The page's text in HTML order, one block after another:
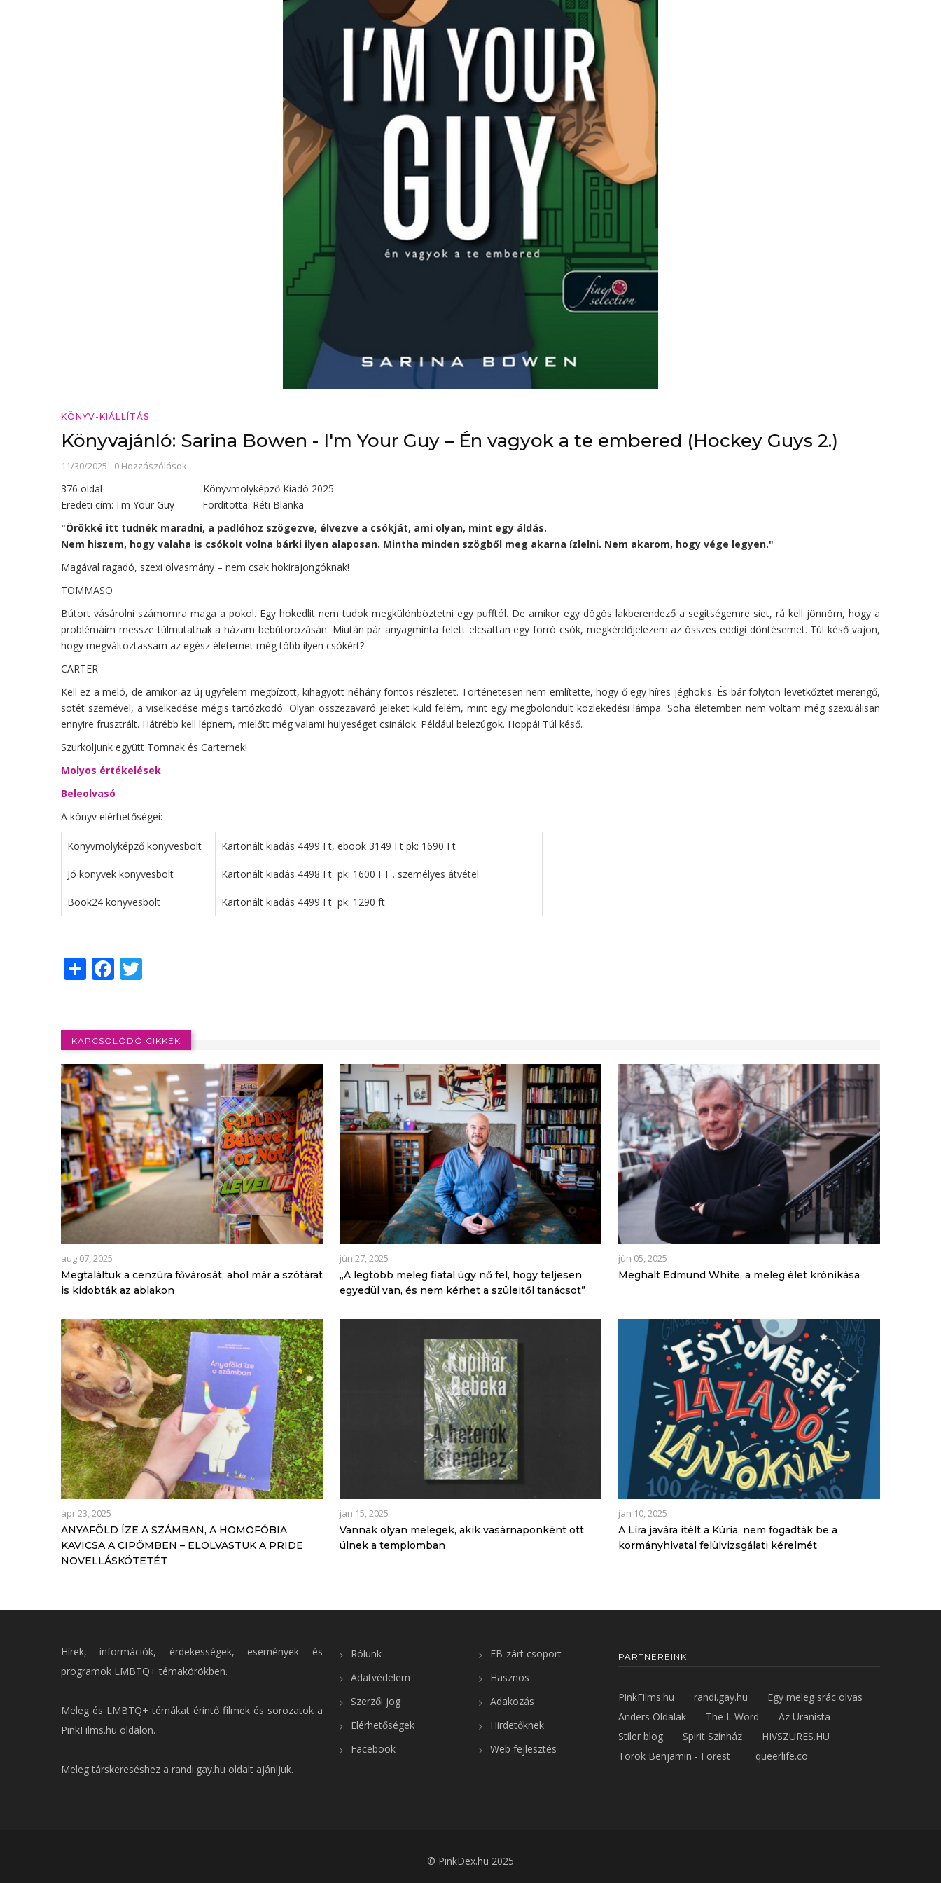
KÖNYV-KIÁLLÍTÁS
Könyvajánló: Sarina Bowen - I'm ​Your Guy – Én vagyok a te embered (Hockey Guys 2.)
11/30/2025 - 0 Hozzászólások
376 oldal Könyvmolyképző Kiadó 2025
Eredeti cím: I'm Your Guy Fordította: Réti Blanka
"Örökké itt tudnék maradni, a padlóhoz szögezve, élvezve a csókját, ami olyan, mint egy áldás.
Nem hiszem, hogy valaha is csókolt volna bárki ilyen alaposan. Mintha minden szögből meg akarna ízlelni. Nem akarom, hogy vége legyen."
Magával ragadó, szexi olvasmány – nem csak hokirajongóknak!
TOMMASO
Bútort vásárolni számomra maga a pokol. Egy hokedlit nem tudok megkülönböztetni egy pufftól. De amikor egy dögös lakberendező a segítségemre siet, rá kell jönnöm, hogy a
problémáim messze túlmutatnak a házam bebútorozásán. Miután pár anyagminta felett elcsattan egy forró csók, megkérdőjelezem az összes eddigi döntésemet. Túl késő vajon,
hogy megváltoztassam az egész életemet még több ilyen csókért?
CARTER
Kell ez a meló, de amikor az új ügyfelem megbízott, kihagyott néhány fontos részletet. Történetesen nem említette, hogy ő egy híres jéghokis. És bár folyton levetkőztet merengő,
sötét szemével, a viselkedése mégis tartózkodó. Olyan összezavaró jeleket küld felém, mint egy megbolondult közlekedési lámpa. Soha életemben nem voltam még szexuálisan
ennyire frusztrált. Hátrébb kell lépnem, mielőtt még valami hülyeséget csinálok. Például belezúgok. Hoppá! Túl késő.
Szurkoljunk együtt Tomnak és Carternek!
Molyos értékelések
Beleolvasó
A könyv elérhetőségei:
Könyvmolyképző könyvesbolt Kartonált kiadás 4499 Ft, ebook 3149 Ft pk: 1690 Ft
Jó könyvek könyvesbolt Kartonált kiadás 4498 Ft pk: 1600 FT . személyes átvétel
Book24 könyvesbolt Kartonált kiadás 4499 Ft pk: 1290 ft
ShareFacebook
KAPCSOLÓDÓ CIKKEK
aug 07, 2025
Megtaláltuk a cenzúra fővárosát, ahol már a szótárat
is kidobták az ablakon
jún 27, 2025
„A legtöbb meleg fiatal úgy nő fel, hogy teljesen
egyedül van, és nem kérhet a szüleitől tanácsot”
jún 05, 2025
Meghalt Edmund White, a meleg élet krónikása
ápr 23, 2025
ANYAFÖLD ÍZE A SZÁMBAN, A HOMOFÓBIA
KAVICSA A CIPŐMBEN – ELOLVASTUK A PRIDE
NOVELLÁSKÖTETÉT
jan 15, 2025
Vannak olyan melegek, akik vasárnaponként ott
ülnek a templomban
jan 10, 2025
A Líra javára ítélt a Kúria, nem fogadták be a
kormányhivatal felülvizsgálati kérelmét
Hírek, információk, érdekességek, események és
programok LMBTQ+ témakörökben.
Meleg és LMBTQ+ témákat érintő filmek és sorozatok a
PinkFilms.hu oldalon.
Meleg társkereséshez a randi.gay.hu oldalt ajánljuk.
Rólunk
Adatvédelem
Szerzői jog
Elérhetőségek
Facebook
FB-zárt csoport
Hasznos
Adakozás
Hirdetőknek
Web fejlesztés
PARTNEREINK
PinkFilms.hu randi.gay.hu
Egy meleg srác olvas
Anders Oldalak
The L Word
Az Uranista
Stíler blog
Spirit Színház
HIVSZURES.HU
Török Benjamin - Forest
queerlife.co
© PinkDex.hu 2025